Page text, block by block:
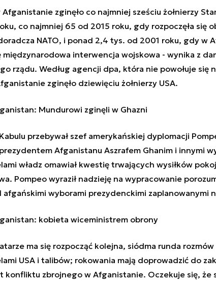
Afganistanie zginęło co najmniej sześciu żołnierzy
co najmniej 65 od 2015 roku, gdy rozpoczęła się
NATO, i ponad 2,4 tys. od 2001 roku, gdy w
międzynarodowa interwencja wojskowa - wynika z
rządu. Według agencji dpa, która nie powołuje się
zginęło dziewięciu żołnierzy USA.
Mundurowi zginęli w Ghazni
przebywał szef amerykańskiej dyplomacji
Afganistanu Aszrafem Ghanim i innymi
władz omawiał kwestię trwających wysiłków
Pompeo wyraził nadzieję na wypracowanie
afgańskimi wyborami prezydenckimi zaplanowanymi
kobieta wiceministrem obrony
ma się rozpocząć kolejna, siódma runda
USA i talibów; rokowania mają doprowadzić do
konfliktu zbrojnego w Afganistanie. Oczekuje się, że